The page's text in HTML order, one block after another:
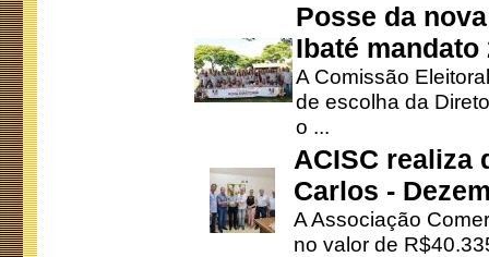
Posse da
Ibaté mandato
A Comissão
de escolha da
o ...
ACISC realiza
Carlos -
A Associação
no valor de